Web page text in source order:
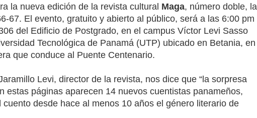
la nueva edición de la revista cultural Maga, número doble, la
67. El evento, gratuito y abierto al público, será a las 6:00 pm
del Edificio de Postgrado, en el campus Víctor Levi Sasso
Tecnológica de Panamá (UTP) ubicado en Betania, en
que conduce al Puente Centenario.
Levi, director de la revista, nos dice que “la sorpresa
estas páginas aparecen 14 nuevos cuentistas panameños,
cuento desde hace al menos 10 años el género literario de